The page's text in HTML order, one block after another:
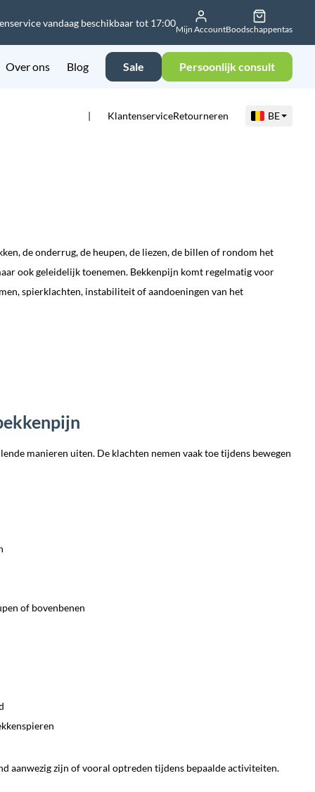
vandaag beschikbaar tot 17:00
Mijn AccountBoodschappentas
Over ons Blog Sale Persoonlijk consult
KlantenserviceRetourneren BE
de onderrug, de heupen, de liezen, de billen of rondom het
ook geleidelijk toenemen. Bekkenpijn komt regelmatig voor
spierklachten, instabiliteit of aandoeningen van het
manieren uiten. De klachten nemen vaak toe tijdens bewegen
of bovenbenen
aanwezig zijn of vooral optreden tijdens bepaalde activiteiten.